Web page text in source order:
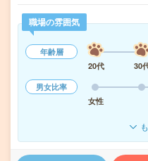
職場の雰囲気
年齢層
20代
30
男女比率
女性